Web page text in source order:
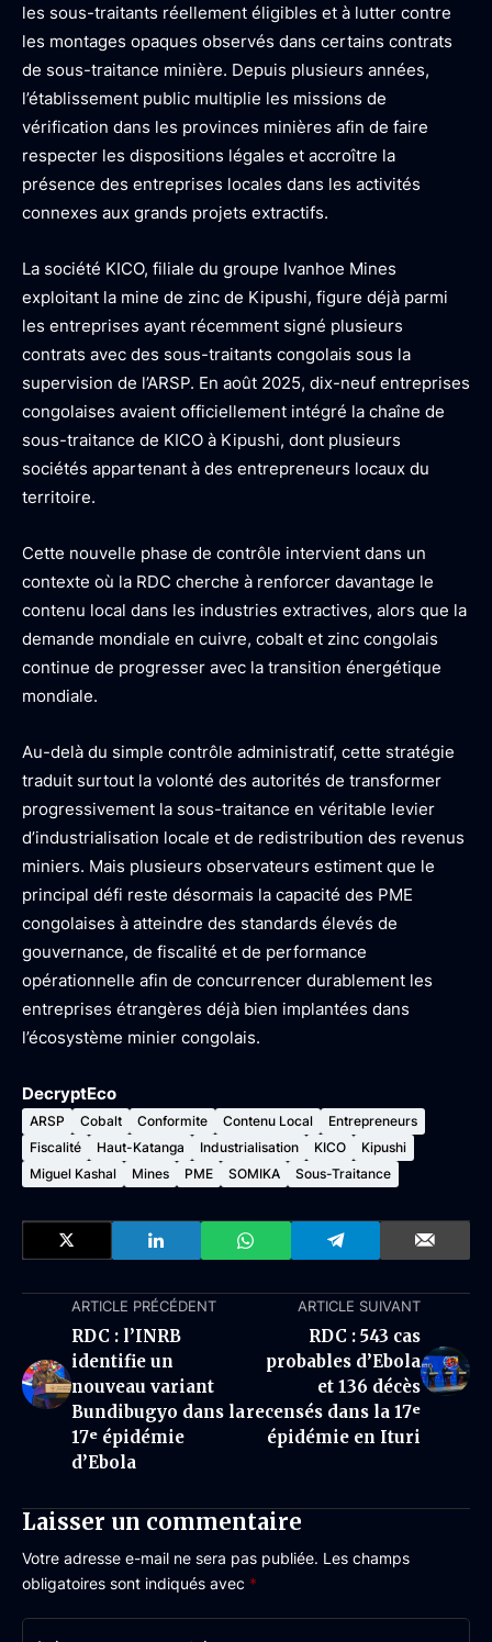
les sous-traitants réellement éligibles et à lutter contre
les montages opaques observés dans certains contrats
de sous-traitance minière. Depuis plusieurs années,
l’établissement public multiplie les missions de
vérification dans les provinces minières afin de faire
respecter les dispositions légales et accroître la
présence des entreprises locales dans les activités
connexes aux grands projets extractifs.
La société KICO, filiale du groupe Ivanhoe Mines
exploitant la mine de zinc de Kipushi, figure déjà parmi
les entreprises ayant récemment signé plusieurs
contrats avec des sous-traitants congolais sous la
supervision de l’ARSP. En août 2025, dix-neuf entreprises
congolaises avaient officiellement intégré la chaîne de
sous-traitance de KICO à Kipushi, dont plusieurs
sociétés appartenant à des entrepreneurs locaux du
territoire.
Cette nouvelle phase de contrôle intervient dans un
contexte où la RDC cherche à renforcer davantage le
contenu local dans les industries extractives, alors que la
demande mondiale en cuivre, cobalt et zinc congolais
continue de progresser avec la transition énergétique
mondiale.
Au-delà du simple contrôle administratif, cette stratégie
traduit surtout la volonté des autorités de transformer
progressivement la sous-traitance en véritable levier
d’industrialisation locale et de redistribution des revenus
miniers. Mais plusieurs observateurs estiment que le
principal défi reste désormais la capacité des PME
congolaises à atteindre des standards élevés de
gouvernance, de fiscalité et de performance
opérationnelle afin de concurrencer durablement les
entreprises étrangères déjà bien implantées dans
l’écosystème minier congolais.
DecryptEco
ARSP Cobalt Conformite Contenu Local
Entrepreneurs
Fiscalité
Haut-Katanga Industrialisation KICO
Kipushi
Miguel Kashal
Mines PME SOMIKA Sous-Traitance
ARTICLE PRÉCÉDENT
RDC : l’INRB
identifie un
nouveau variant
Bundibugyo dans la
17ᵉ épidémie
d’Ebola
ARTICLE SUIVANT
RDC : 543 cas
probables d’Ebola
et 136 décès
recensés dans la 17ᵉ
épidémie en Ituri
Laisser un commentaire
Votre adresse e-mail ne sera pas publiée. Les champs
obligatoires sont indiqués avec *